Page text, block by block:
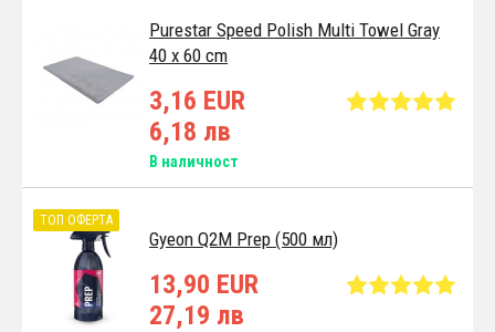
Purestar Speed Polish Multi Towel Gray
40 x 60 cm
3,16 EUR
6,18 лв
В наличност
Gyeon Q2M Prep (500 мл)
ТОП ОФЕРТА
13,90 EUR
27,19 лв